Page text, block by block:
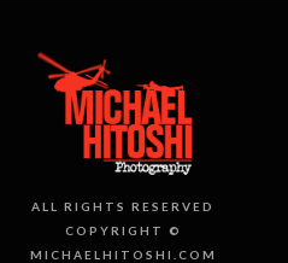
ALL RIGHTS RESERVED
COPYRIGHT ©
MICHAELHITOSHI.COM